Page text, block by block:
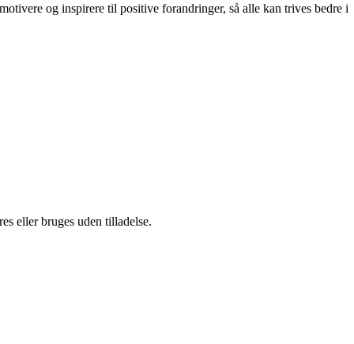
og inspirere til positive forandringer, så alle kan trives bedre i
eller bruges uden tilladelse.